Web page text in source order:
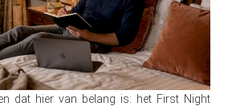
dat hier van belang is: het First Night